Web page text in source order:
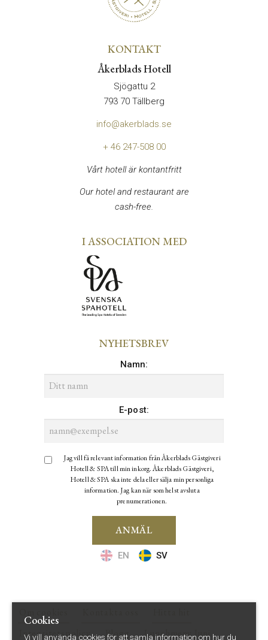
KONTAKT
Åkerblads Hotell
Sjögattu 2
793 70 Tällberg
info@akerblads.se
+ 46 247-508 00
Vårt hotell är kontantfritt
Our hotel and restaurant are
cash-free.
I ASSOCIATION MED
NYHETSBREV
Namn:
E-post:
Jag vill få relevant information från Åkerblads Gästgiveri
Hotell & SPA till min inkorg. Åkerblads Gästgiveri,
Hotell & SPA ska inte dela eller sälja min personliga
information. Jag kan när som helst avsluta
prenumerationen.
ANMÄL
EN SV
Om cookies
Integritetspolicy
Blogg Lunchmeny Juni
Cookies
Vi vill använda cookies för att samla information om hur du